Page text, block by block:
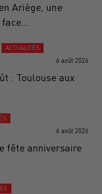
Ariège, une
ACTUALITÉS
6 août 2026
: Toulouse aux
6 août 2026
fête anniversaire